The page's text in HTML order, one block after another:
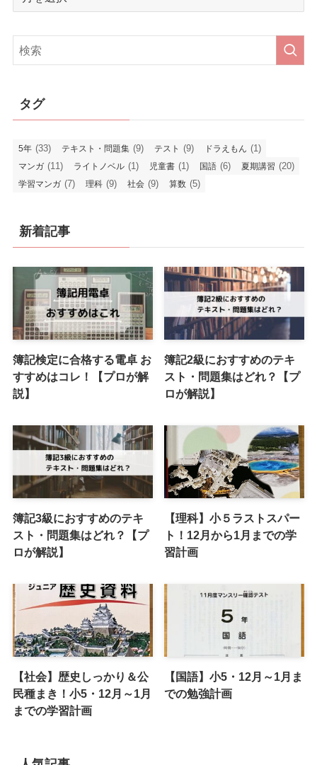
イ
タグ
5年 (33) テキスト・問題集 (9) テスト (9) ドラえもん (1)
マンガ (11) ライトノベル (1) 児童書 (1) 国語 (6) 夏期講習 (20)
学習マンガ (7) 理科 (9) 社会 (9) 算数 (5)
新着記事
簿記検定に合格する電卓 お
すすめはコレ！【プロが解
説】
簿記2級におすすめのテキ
スト・問題集はどれ？【プ
ロが解説】
簿記3級におすすめのテキ
スト・問題集はどれ？【プ
ロが解説】
【理科】小５ラストスパー
ト！12月から1月までの学
習計画
【社会】歴史しっかり＆公
民種まき！小5・12月～1月
までの学習計画
【国語】小5・12月～1月ま
での勉強計画